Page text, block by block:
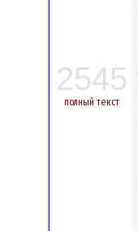
2545
полный текст